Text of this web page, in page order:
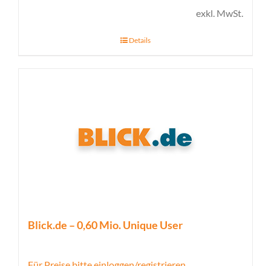
exkl. MwSt.
Details
Blick.de – 0,60 Mio. Unique User